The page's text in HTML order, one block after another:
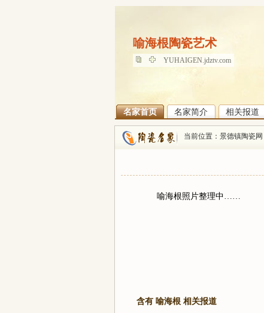
喻海根陶瓷艺术
喻海根陶瓷艺术
YUHAIGEN.jdztv.com
名家首页 名家简介 相关报道
当前位置： 景德镇陶瓷网
喻海根照片整理中……
含有 喻海根 相关报道